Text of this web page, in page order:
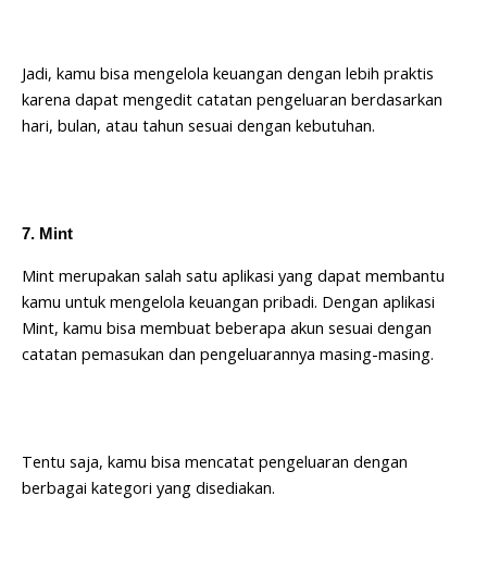
Jadi, kamu bisa mengelola keuangan dengan lebih praktis
karena dapat mengedit catatan pengeluaran berdasarkan
hari, bulan, atau tahun sesuai dengan kebutuhan.
7. Mint
Mint merupakan salah satu aplikasi yang dapat membantu
kamu untuk mengelola keuangan pribadi. Dengan aplikasi
Mint, kamu bisa membuat beberapa akun sesuai dengan
catatan pemasukan dan pengeluarannya masing-masing.
Tentu saja, kamu bisa mencatat pengeluaran dengan
berbagai kategori yang disediakan.